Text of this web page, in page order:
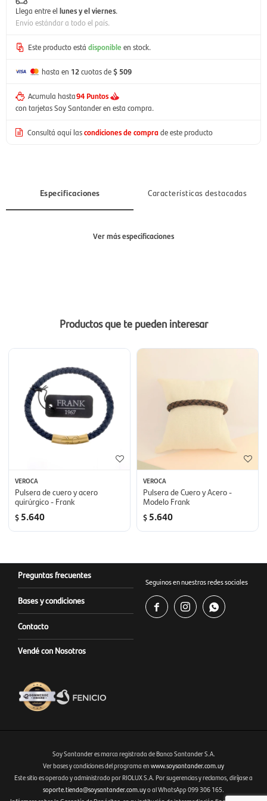
Llega entre el lunes y el viernes.
Envío estándar a todo el país.
Este producto está disponible en stock.
hasta en 12cuotas de$ 509
Acumula hasta94 Puntos
con tarjetas Soy Santander en esta compra.
Consultá aquí lascondiciones de comprade este producto
Especificaciones Características destacadas
Ver más especificaciones
Productos que te pueden interesar
VEROCA
Pulsera de cuero y acero
quirúrgico - Frank
$ 5.640
VEROCA
Pulsera de Cuero y Acero -
Modelo Frank
$ 5.640
Preguntas frecuentes
Bases y condiciones
Contacto
Vendé con Nosotros
Seguinos en nuestras redes sociales
  
Fenicio eCommerce Uruguay
Soy Santander es marca registrada de Banco Santander S.A.
Ver bases y condiciones del programa en www.soysantander.com.uy
Este sitio es operado y administrado por RIOLUX S.A. Por sugerencias y reclamos, diríjase a
soporte.tienda@soysantander.com.uyo al WhatsApp 099 306 165.